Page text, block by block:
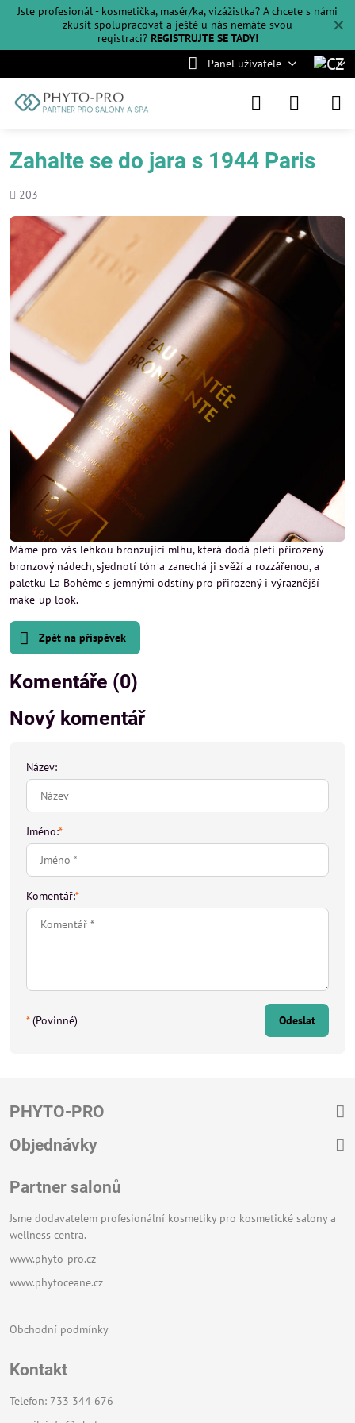
✕
Jste profesionál - kosmetička, masér/ka, vizážistka? A chcete s námi
zkusit spolupracovat a ještě u nás nemáte svou
registraci? REGISTRUJTE SE TADY!
Panel uživatele
Zahalte se do jara s 1944 Paris
Počet
203
Máme pro vás lehkou bronzující mlhu, která dodá pleti přirozený
bronzový nádech, sjednotí tón a zanechá ji svěží a rozzářenou, a
paletku La Bohème s jemnými odstíny pro přirozený i výraznější
make-up look.
Zpět na příspěvek
Komentáře (0)
Nový komentář
Název:
Jméno:*
Komentář:*
*(Povinné) Odeslat
PHYTO-PRO
Objednávky
Partner salonů
Jsme dodavatelem profesionální kosmetiky pro kosmetické salony a
wellness centra.
www.phyto-pro.cz
www.phytoceane.cz
Obchodní podmínky
Kontakt
Telefon: 733 344 676